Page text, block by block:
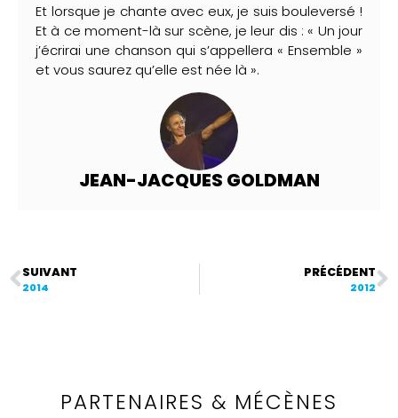
Et lorsque je chante avec eux, je suis bouleversé !
Et à ce moment-là sur scène, je leur dis : « Un jour
j’écrirai une chanson qui s’appellera « Ensemble »
et vous saurez qu’elle est née là ».
JEAN-JACQUES GOLDMAN
SUIVANT
2014
PRÉCÉDENT
2012
PARTENAIRES & MÉCÈNES